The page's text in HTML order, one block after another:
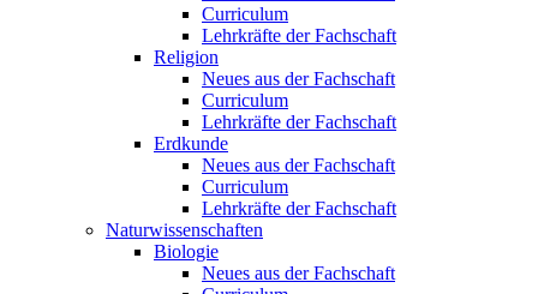
Curriculum
Lehrkräfte der Fachschaft
Religion
Neues aus der Fachschaft
Curriculum
Lehrkräfte der Fachschaft
Erdkunde
Neues aus der Fachschaft
Curriculum
Lehrkräfte der Fachschaft
Naturwissenschaften
Biologie
Neues aus der Fachschaft